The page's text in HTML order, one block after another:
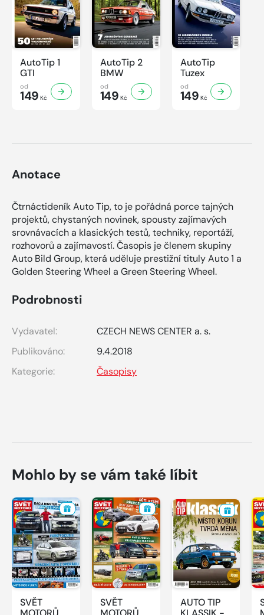
AutoTip 1
GTI
od
149 Kč
AutoTip 2
BMW
od
149 Kč
AutoTip
Tuzex
od
149 Kč
Anotace
Čtrnáctideník Auto Tip, to je pořádná porce tajných
projektů, chystaných novinek, spousty zajímavých
srovnávacích a klasických testů, techniky, reportáží,
rozhovorů a zajímavostí. Časopis je členem skupiny
Auto Bild Group, která uděluje prestižní tituly Auto 1 a
Golden Steering Wheel a Green Steering Wheel.
Podrobnosti
Vydavatel:
CZECH NEWS CENTER a. s.
Publikováno:
9.4.2018
Kategorie:
Časopisy
Mohlo by se vám také líbit
SVĚT
SVĚT
AUTO TIP